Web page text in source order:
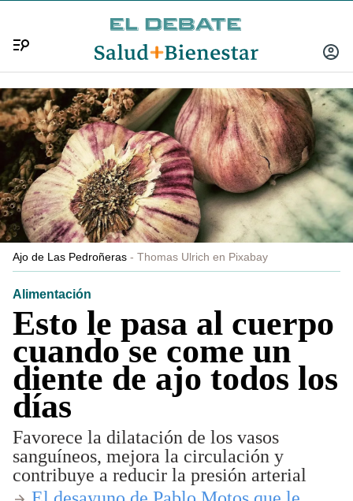
INICIAR
Ajo de Las Pedroñeras Thomas Ulrich en Pixabay
Alimentación
Esto le pasa al cuerpo
cuando se come un
diente de ajo todos los
días
Favorece la dilatación de los vasos
sanguíneos, mejora la circulación y
contribuye a reducir la presión arterial